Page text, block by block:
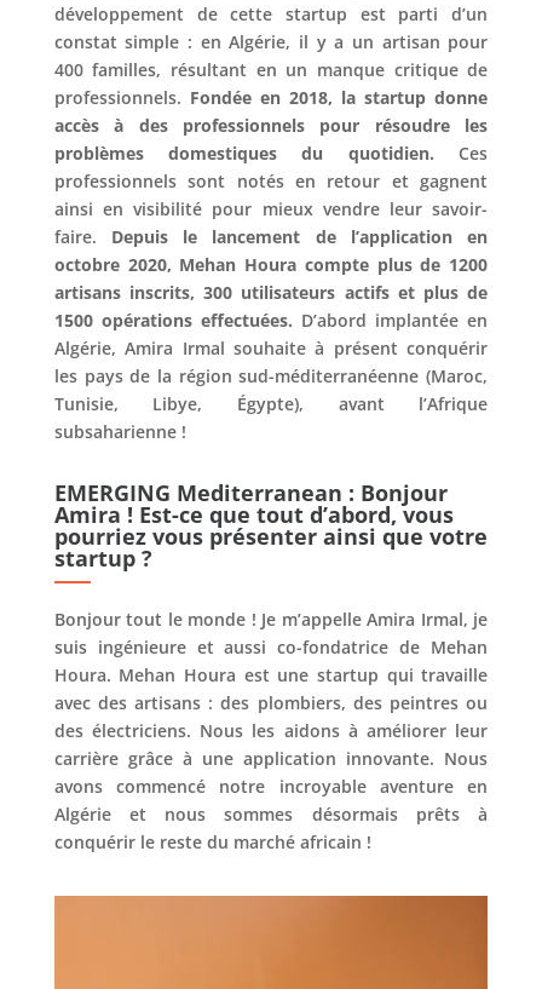
développement de cette startup est parti d’un
constat simple : en Algérie, il y a un artisan pour
400 familles, résultant en un manque critique de
professionnels. Fondée en 2018, la startup donne
accès à des professionnels pour résoudre les
problèmes domestiques du quotidien. Ces
professionnels sont notés en retour et gagnent
ainsi en visibilité pour mieux vendre leur savoir-
faire. Depuis le lancement de l’application en
octobre 2020, Mehan Houra compte plus de 1200
artisans inscrits, 300 utilisateurs actifs et plus de
1500 opérations effectuées. D’abord implantée en
Algérie, Amira Irmal souhaite à présent conquérir
les pays de la région sud-méditerranéenne (Maroc,
Tunisie, Libye, Égypte), avant l’Afrique
subsaharienne !
EMERGING Mediterranean : Bonjour
Amira ! Est-ce que tout d’abord, vous
pourriez vous présenter ainsi que votre
startup ?
Bonjour tout le monde ! Je m’appelle Amira Irmal, je
suis ingénieure et aussi co-fondatrice de Mehan
Houra. Mehan Houra est une startup qui travaille
avec des artisans : des plombiers, des peintres ou
des électriciens. Nous les aidons à améliorer leur
carrière grâce à une application innovante. Nous
avons commencé notre incroyable aventure en
Algérie et nous sommes désormais prêts à
conquérir le reste du marché africain !